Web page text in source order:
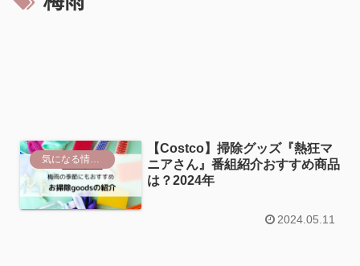
気になる情報まとめ
【Costco】掃除グッズ『熱狂マ
ニアさん』番組紹介おすすめ商品
は？2024年
2024.05.11